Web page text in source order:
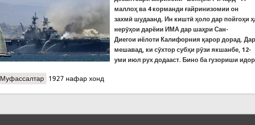
маллоҳ ва 4 корманди ғайринизомии он
захмӣ шудаанд. Ин киштӣ ҳоло дар пойгоҳи
нерӯҳои дарёии ИМА дар шаҳри Сан-
Диегои иёлоти Калифорния қарор дорад.
мешавад, ки сӯхтор субҳи рӯзи якшанбе, 12-
уми июл рух додааст. Бино ба гузориши
Муфассалтар о Сӯхтор дар киштии ҳарбии Амрико 21 нафарро маҷрӯҳ кард
1927 нафар хонд